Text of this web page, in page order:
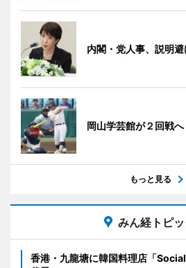
内閣・党人事、説明避
岡山学芸館が２回戦
もっと見る
みん経トピ
香港・九龍塘に韓国料理店「